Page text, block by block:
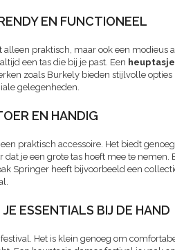
EN FUNCTIONEEL
alleen praktisch, maar ook een modieus
een tas die bij je past. Een
zoals Burkely bieden stijlvolle
gelegenheden.
EN HANDIG
praktisch accessoire. Het biedt
je een grote tas hoeft mee te nemen.
Springer heeft bijvoorbeeld een
ESSENTIALS BIJ DE HAND
Het is klein genoeg om